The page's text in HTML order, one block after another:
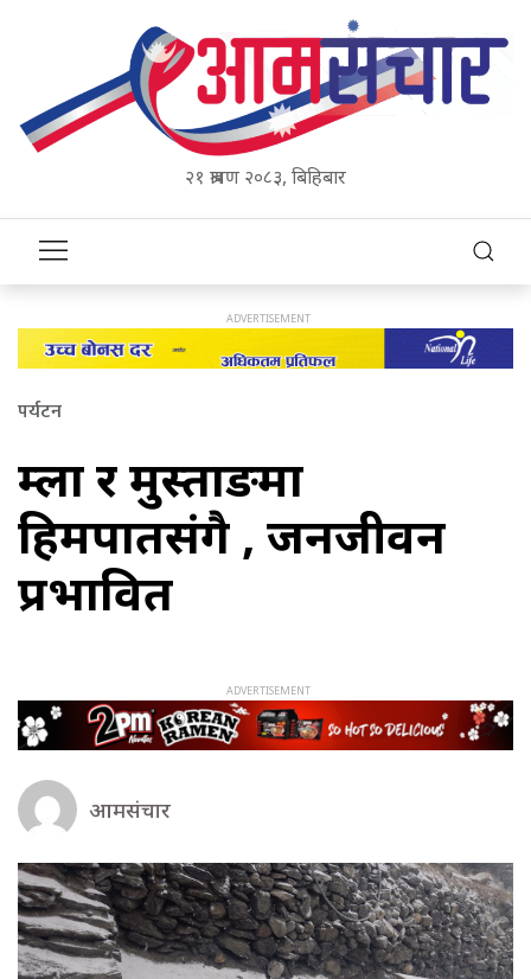
२१ श्रावण २०८३, बिहिबार
पर्यटन
हुम्ला र मुस्ताङमा
हिमपातसंगै , जनजीवन
प्रभावित
आमसंचार